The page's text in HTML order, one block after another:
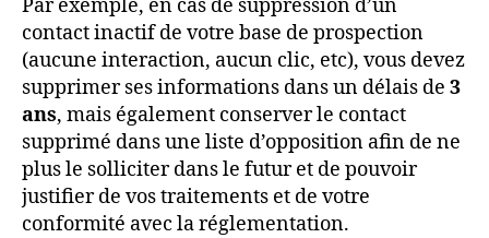
Par exemple, en cas de suppression d’un
contact inactif de votre base de prospection
(aucune interaction, aucun clic, etc), vous devez
supprimer ses informations dans un délais de 3
ans, mais également conserver le contact
supprimé dans une liste d’opposition afin de ne
plus le solliciter dans le futur et de pouvoir
justifier de vos traitements et de votre
conformité avec la réglementation.